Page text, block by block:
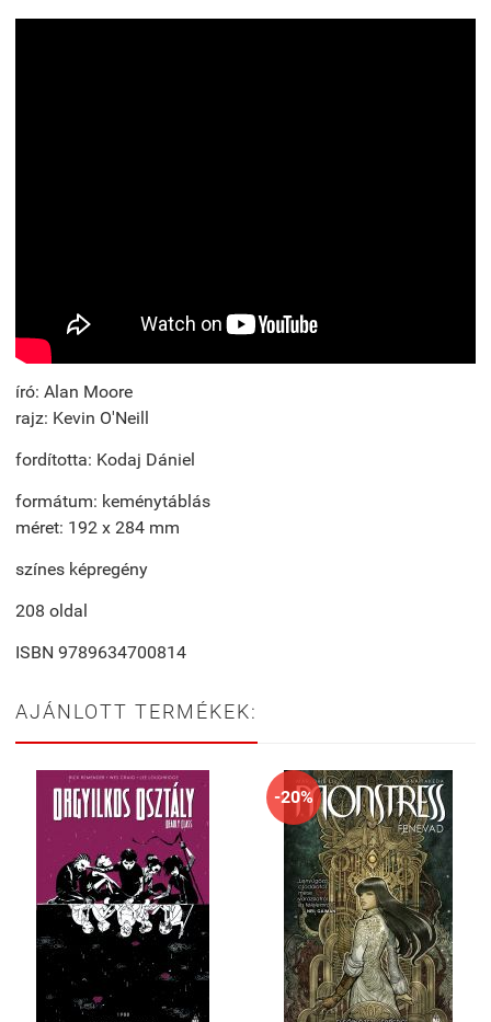
író: Alan Moore
rajz: Kevin O'Neill
fordította: Kodaj Dániel
formátum: keménytáblás
méret: 192 x 284 mm
színes képregény
208 oldal
ISBN 9789634700814
AJÁNLOTT TERMÉKEK:
-20%